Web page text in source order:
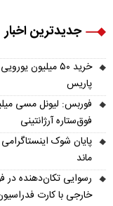
جدیدترین اخبار
پاریس
فوق‌ستاره آرژانتینی
ماند
رسوایی تکان‌دهنده در
خارجی با کارت